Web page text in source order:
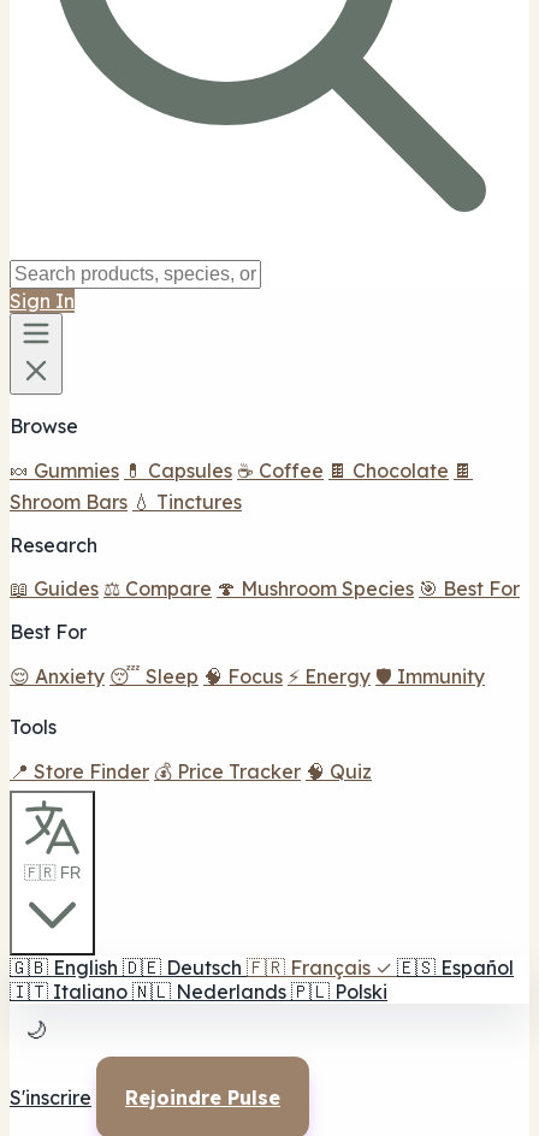
Sign In
Browse
🍬 Gummies 💊 Capsules ☕ Coffee 🍫 Chocolate 🍫
Shroom Bars 💧 Tinctures
Research
📖 Guides ⚖️ Compare 🍄 Mushroom Species 🎯 Best For
Best For
😌 Anxiety 😴 Sleep 🧠 Focus ⚡ Energy 🛡️ Immunity
Tools
📍 Store Finder 💰 Price Tracker 🧠 Quiz
🇫🇷 FR
🇬🇧 English 🇩🇪 Deutsch 🇫🇷 Français ✓ 🇪🇸 Español
🇮🇹 Italiano 🇳🇱 Nederlands 🇵🇱 Polski
🌙
S'inscrire Rejoindre Pulse